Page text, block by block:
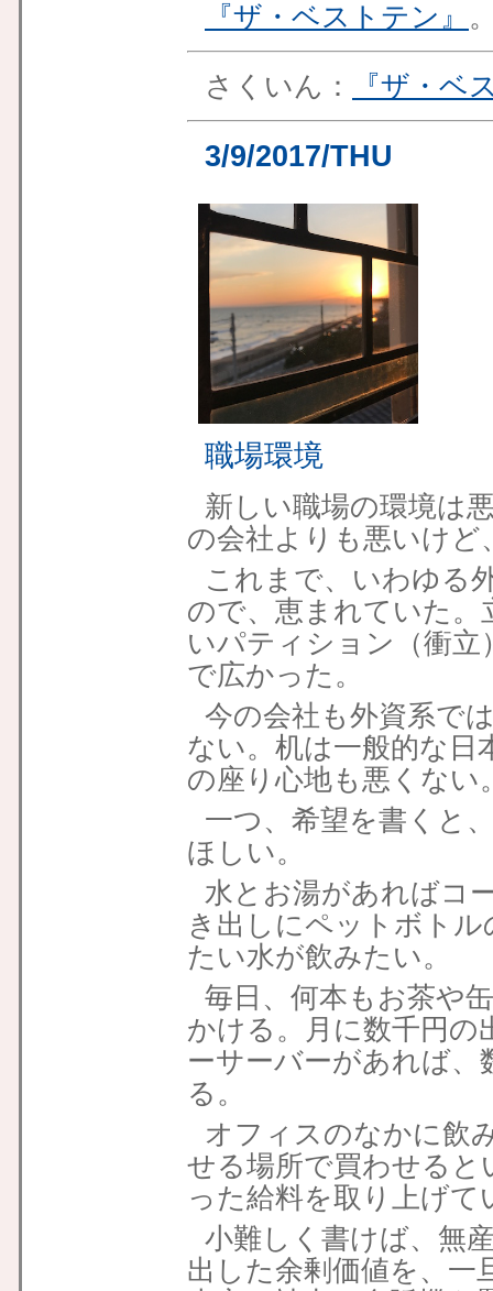
『ザ・ベストテン』
さくいん： 『ザ・ベ
3/9/2017/THU
職場環境
新しい職場の環境は
の会社よりも悪いけ
これまで、いわゆる
ので、恵まれていた
いパティション（衝
で広かった。
今の会社も外資系で
ない。机は一般的な日
の座り心地も悪くない
一つ、希望を書くと
ほしい。
水とお湯があればコ
き出しにペットボト
たい水が飲みたい。
毎日、何本もお茶や
かける。月に数千円の
ーサーバーがあれば、
る。
オフィスのなかに飲
せる場所で買わせると
った給料を取り上げ
小難しく書けば、無
出した余剰価値を、一